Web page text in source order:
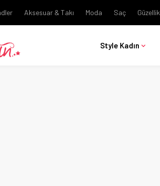
Aksesuar & Takı Moda Saç Güzellik
Style Kadın